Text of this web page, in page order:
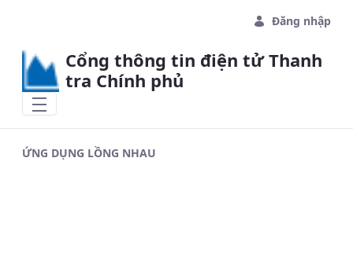
Đăng nhập
Cổng thông tin điện tử Thanh
tra Chính phủ
ỨNG DỤNG LỒNG NHAU